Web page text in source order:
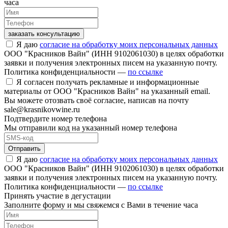
часа
заказать консультацию
Я даю согласие на обработку моих персональных данных
ООО "Красников Вайн" (ИНН 9102061030) в целях обработки
заявки и получения электронных писем на указанную почту.
Политика конфиденциальности — по ссылке
Я согласен получать рекламные и информационные
материалы от ООО "Красников Вайн" на указанный email.
Вы можете отозвать своё согласие, написав на почту
sale@krasnikovwine.ru
Подтвердите номер телефона
Мы отправили код на указанный номер телефона
Отправить
Я даю согласие на обработку моих персональных данных
ООО "Красников Вайн" (ИНН 9102061030) в целях обработки
заявки и получения электронных писем на указанную почту.
Политика конфиденциальности — по ссылке
Принять участие в дегустации
Заполните форму и мы свяжемся с Вами в течение часа